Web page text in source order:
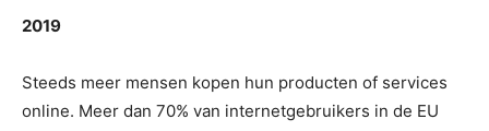
2019
Steeds meer mensen kopen hun producten of services
online. Meer dan 70% van internetgebruikers in de EU